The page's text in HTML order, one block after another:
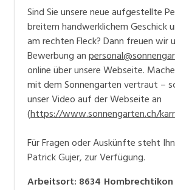
Sind Sie unsere neue aufgestellte
breitem handwerklichem Geschick
am rechten Fleck? Dann freuen wir
Bewerbung an
online über unsere Webseite.
mit dem Sonnengarten vertraut –
unser Video auf der Webseite an
(https://www.sonnengarten.ch/
Für Fragen oder Auskünfte steht
Patrick Gujer, zur Verfügung.
Arbeitsort: 8634 Hombrechtikon